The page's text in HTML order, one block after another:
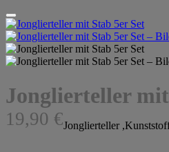
Jonglierteller
19,90 €Jonglierteller